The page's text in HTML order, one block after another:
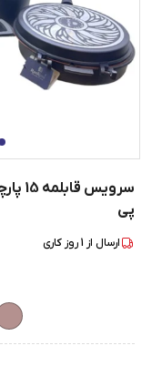
پی
ارسال از 1روز کاری